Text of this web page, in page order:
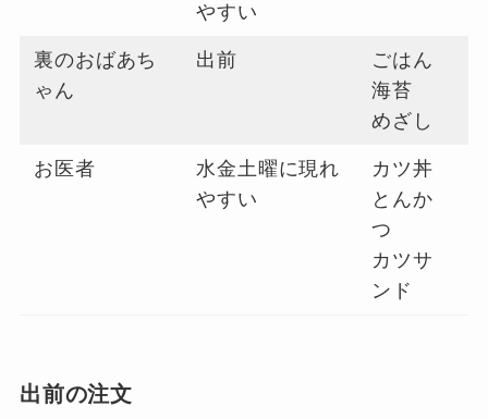
やすい
裏のおばあち
ゃん
出前
ごはん
海苔
めざし
お医者
水金土曜に現れ
やすい
カツ丼
とんか
つ
カツサ
ンド
出前の注文